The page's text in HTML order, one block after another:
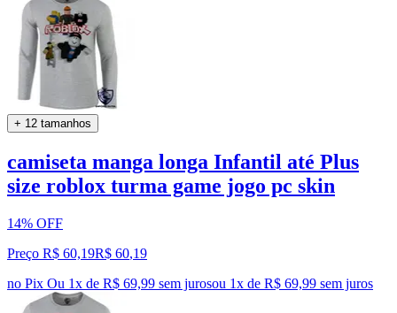
+ 12 tamanhos
camiseta manga longa Infantil até Plus
size roblox turma game jogo pc skin
14% OFF
Preço R$ 60,19R$ 60,19
no Pix Ou 1x de R$ 69,99 sem jurosou 1x de R$ 69,99 sem juros